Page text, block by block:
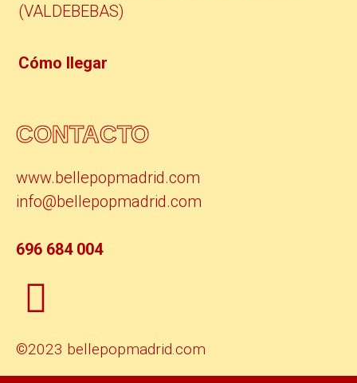
(VALDEBEBAS)
Cómo llegar
CONTACTO
www.bellepopmadrid.com
info@bellepopmadrid.com
696 684 004
©2023 bellepopmadrid.com